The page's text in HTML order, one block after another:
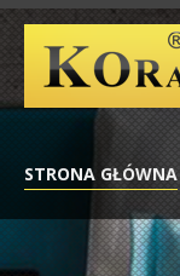
STRONA GŁÓWNA